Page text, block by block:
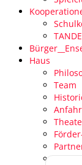
Haus
Team
Venue